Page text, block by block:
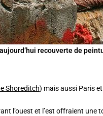
recouverte de
Shoreditch) mais aussi Paris et
l’ouest et l’est offraient une